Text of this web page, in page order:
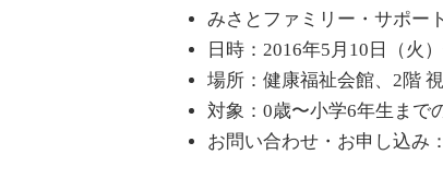
みさとファミリー・サポー
日時：2016年5月10日（火
場所：健康福祉会館、2階
対象：0歳〜小学6年生まで
お問い合わせ・お申し込み